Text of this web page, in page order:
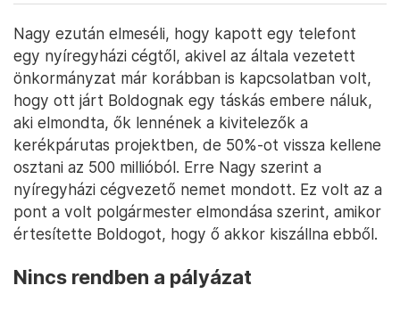
Nagy ezután elmeséli, hogy kapott egy telefont
egy nyíregyházi cégtől, akivel az általa vezetett
önkormányzat már korábban is kapcsolatban volt,
hogy ott járt Boldognak egy táskás embere náluk,
aki elmondta, ők lennének a kivitelezők a
kerékpárutas projektben, de 50%-ot vissza kellene
osztani az 500 millióból. Erre Nagy szerint a
nyíregyházi cégvezető nemet mondott. Ez volt az a
pont a volt polgármester elmondása szerint, amikor
értesítette Boldogot, hogy ő akkor kiszállna ebből.
Nincs rendben a pályázat